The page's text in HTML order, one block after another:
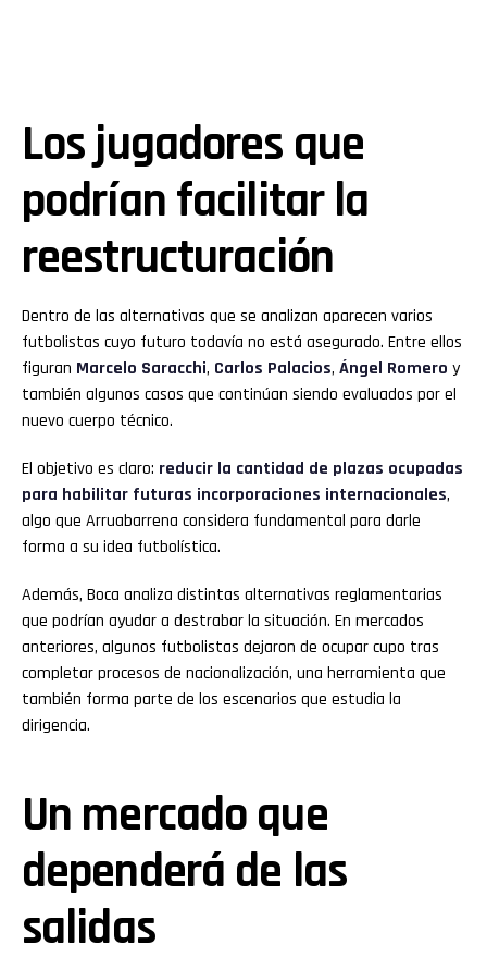
Los jugadores que
podrían facilitar la
reestructuración
Dentro de las alternativas que se analizan aparecen varios
futbolistas cuyo futuro todavía no está asegurado. Entre ellos
figuran Marcelo Saracchi, Carlos Palacios, Ángel Romero y
también algunos casos que continúan siendo evaluados por el
nuevo cuerpo técnico.
El objetivo es claro: reducir la cantidad de plazas ocupadas
para habilitar futuras incorporaciones internacionales,
algo que Arruabarrena considera fundamental para darle
forma a su idea futbolística.
Además, Boca analiza distintas alternativas reglamentarias
que podrían ayudar a destrabar la situación. En mercados
anteriores, algunos futbolistas dejaron de ocupar cupo tras
completar procesos de nacionalización, una herramienta que
también forma parte de los escenarios que estudia la
dirigencia.
Un mercado que
dependerá de las
salidas